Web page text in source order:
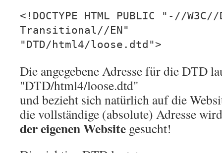
<!DOCTYPE HTML PUBLIC "-//
Transitional//EN"
"DTD/html4/loose.dtd">
Die angegebene Adresse für die DTD
"DTD/html4/loose.dtd"
und bezieht sich natürlich auf die
die vollständige (absolute) Adresse
der eigenen Website gesucht!